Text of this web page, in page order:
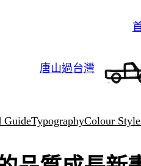
唐山過台灣
GuideTypographyColour